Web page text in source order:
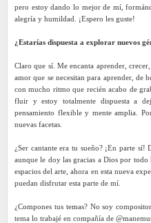
pero estoy dando lo mejor de mí,
alegría y humildad. ¡Espero les guste!
¿Estarías dispuesta a explorar nuevos
Claro que sí. Me encanta aprender,
amor que se necesitan para aprender, de
con mucho ritmo que recién acabo de
fluir y estoy totalmente dispuesta a
pensamiento flexible y mente amplia.
nuevas facetas.
¿Ser cantante era tu sueño? ¡En parte
aunque le doy las gracias a Dios por
espacios del arte, ahora en esta nueva
puedan disfrutar esta parte de mí.
¿Compones tus temas? No soy
tema lo trabajé en compañía de